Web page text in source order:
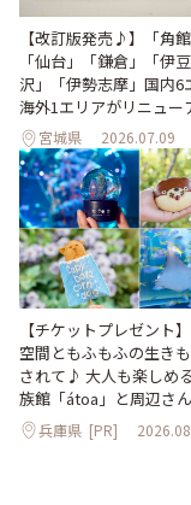
【改訂版発売♪】「角館
「仙台」「鎌倉」「伊
沢」「伊勢志摩」国内6
海外1エリアがリニュー
宮城県 2026.07.09
【チケットプレゼント
空間ともふもふの生き
されて♪ 大人も楽しめ
族館「átoa」と周辺さ
兵庫県 [PR]